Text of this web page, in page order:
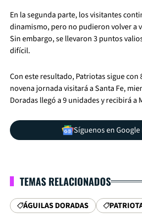
En la segunda parte, los visitantes
dinamismo, pero no pudieron volver a
Sin embargo, se llevaron 3 puntos
difícil.
Con este resultado, Patriotas sigue con
novena jornada visitará a Santa Fe,
Doradas llegó a 9 unidades y recibirá a
Síguenos en Google
TEMAS RELACIONADOS
ÁGUILAS DORADAS